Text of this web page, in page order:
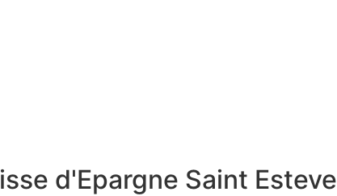
d'Epargne Saint Esteve